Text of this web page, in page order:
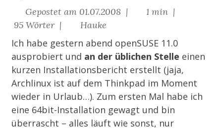
Gepostet am 01.07.2008 |
1 min |
95 Wörter |
Hauke
Ich habe gestern abend openSUSE 11.0
ausprobiert und an der üblichen Stelle einen
kurzen Installationsbericht erstellt (jaja,
Archlinux ist auf dem Thinkpad im Moment
wieder in Urlaub…). Zum ersten Mal habe ich
eine 64bit-Installation gewagt und bin
überrascht – alles läuft wie sonst, nur